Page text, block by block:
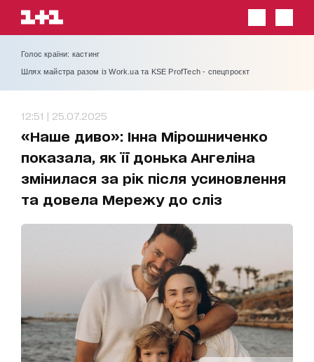
Голос країни: кастинг
Шлях майстра разом із Work.ua та KSE ProfTech - спецпроєкт
12:51 | 25.07.2025
«Наше диво»: Інна Мірошниченко
показала, як її донька Ангеліна
змінилася за рік після усиновлення
та довела Мережу до сліз